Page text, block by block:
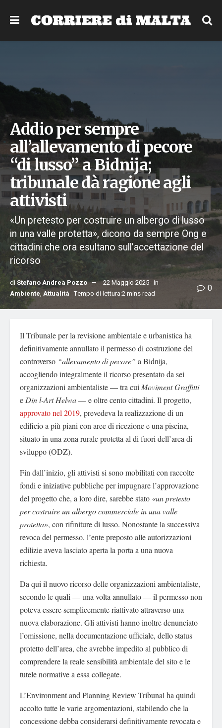
Addio per sempre
all’allevamento di pecore
“di lusso” a Bidnija;
tribunale dà ragione agli
attivisti
«Un pretesto per costruire un albergo di lusso
in una valle protetta», dicono da sempre Ong e
cittadini che ora esultano sull’accettazione del
ricorso
diStefano Andrea Pozzo 22 Maggio 2025 in
Ambiente, Attualità Tempo di lettura:2 mins read 0
Il Tribunale per la revisione ambientale e urbanistica ha
definitivamente annullato il permesso di costruzione del
controverso “allevamento di pecore” a Bidnija,
accogliendo integralmente il ricorso presentato da sei
organizzazioni ambientaliste — tra cui Moviment Graffitti
e Din l-Art Helwa— e oltre cento cittadini. Il progetto,
approvato nel 2019, prevedeva la realizzazione di un
edificio a più piani con aree di ricezione e una piscina,
situato in una zona rurale protetta al di fuori dell’area di
sviluppo (ODZ).
Fin dall’inizio, gli attivisti si sono mobilitati con raccolte
fondi e iniziative pubbliche per impugnare l’approvazione
del progetto che, a loro dire, sarebbe stato «un pretesto
per costruire un albergo commerciale in una valle
protetta», con rifiniture di lusso. Nonostante la successiva
revoca del permesso, l’ente preposto alle autorizzazioni
edilizie aveva lasciato aperta la porta a una nuova
richiesta.
Da qui il nuovo ricorso delle organizzazioni ambientaliste,
secondo le quali — una volta annullato — il permesso non
poteva essere semplicemente riattivato attraverso una
nuova elaborazione. Gli attivisti hanno inoltre denunciato
l’omissione, nella documentazione ufficiale, dello status
protetto dell’area, che avrebbe impedito al pubblico di
comprendere la reale sensibilità ambientale del sito e le
tutele normative a essa collegate.
L’Environment and Planning Review Tribunal ha quindi
accolto tutte le varie argomentazioni, stabilendo che la
concessione debba considerarsi definitivamente revocata e